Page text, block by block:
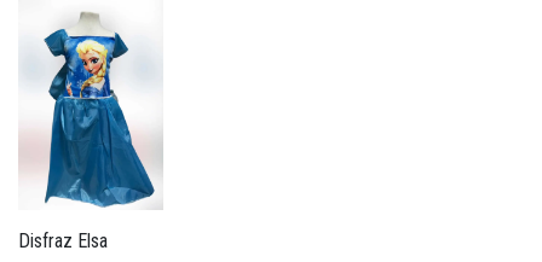
Disfraz Elsa